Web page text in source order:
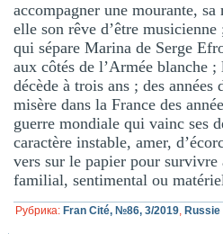
accompagner une mourante,
elle son rêve d’être
qui sépare Marina de Serge
aux côtés de l’Armée blanche
décède à trois ans ; des années
misère dans la France des
guerre mondiale qui vainc ses
caractère instable, amer,
vers sur le papier pour survivre
familial, sentimental ou
Рубрика: Fran Cité, №86, 3/2019, Russie